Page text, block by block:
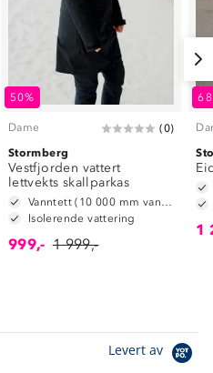
50%
Dame (0)
Stormberg
Vestfjorden vattert
lettvekts skallparkas
Isolerende vattering
999,- 1 999,-
1
Levert av